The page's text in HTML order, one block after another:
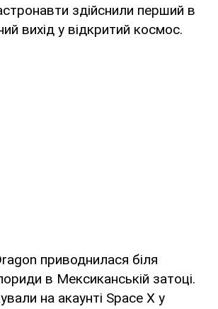
здійснили перший в
вихід у відкритий космос.
приводнилася біля
в Мексиканській затоці.
на акаунті Space X у